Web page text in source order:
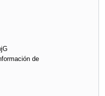
de